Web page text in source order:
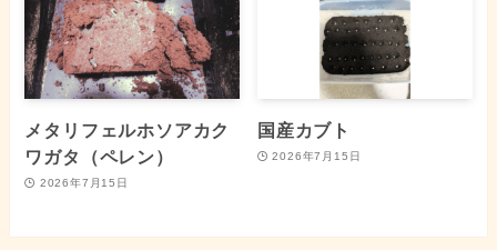
メタリフェルホソアカク
ワガタ（ペレン）
2026年7月15日
国産カブト
2026年7月15日